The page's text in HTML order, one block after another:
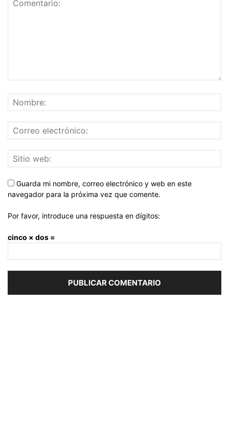
Guarda mi nombre, correo electrónico y web en este
navegador para la próxima vez que comente.
Por favor, introduce una respuesta en dígitos:
cinco × dos =